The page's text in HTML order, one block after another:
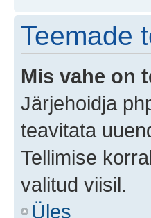
Teemade
Mis vahe on
Järjehoidja
teavitata
Tellimise
valitud viisil.
Üles